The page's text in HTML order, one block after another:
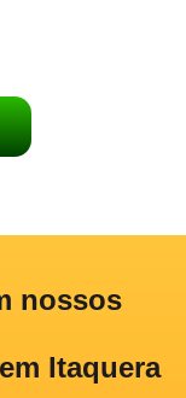
nossos
Itaquera